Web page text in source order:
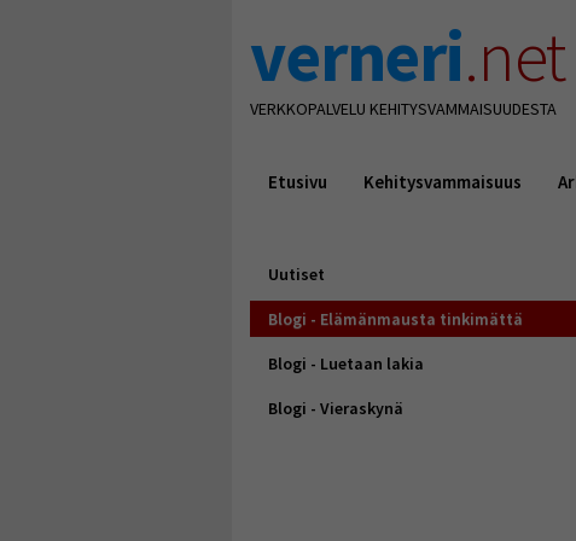
verneri.net
VERKKOPALVELU KEHITYSVAMMAISUUDESTA
Etusivu Kehitysvammaisuus
Uutiset
Blogi - Elämänmausta tinkimättä
Blogi - Luetaan lakia
Blogi - Vieraskynä